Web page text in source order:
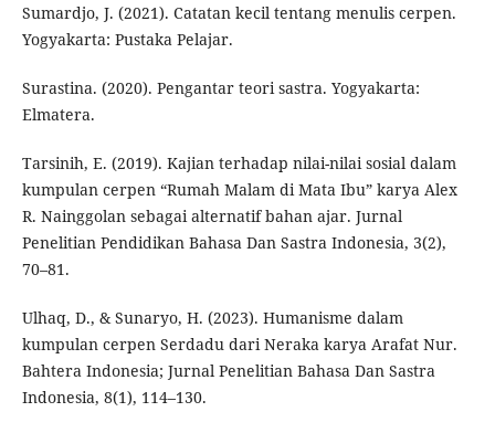
Sumardjo, J. (2021). Catatan kecil tentang menulis cerpen.
Yogyakarta: Pustaka Pelajar.
Surastina. (2020). Pengantar teori sastra. Yogyakarta:
Elmatera.
Tarsinih, E. (2019). Kajian terhadap nilai-nilai sosial dalam
kumpulan cerpen “Rumah Malam di Mata Ibu” karya Alex
R. Nainggolan sebagai alternatif bahan ajar. Jurnal
Penelitian Pendidikan Bahasa Dan Sastra Indonesia, 3(2),
70–81.
Ulhaq, D., & Sunaryo, H. (2023). Humanisme dalam
kumpulan cerpen Serdadu dari Neraka karya Arafat Nur.
Bahtera Indonesia; Jurnal Penelitian Bahasa Dan Sastra
Indonesia, 8(1), 114–130.